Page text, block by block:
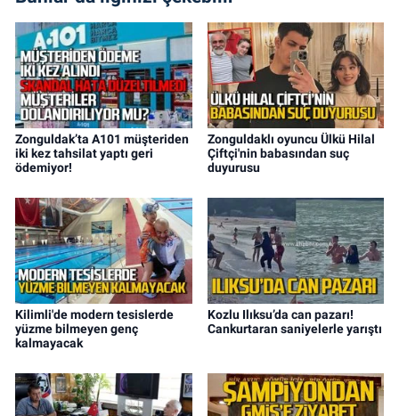
Zonguldak’ta A101 müşteriden
iki kez tahsilat yaptı geri
ödemiyor!
Zonguldaklı oyuncu Ülkü Hilal
Çiftçi'nin babasından suç
duyurusu
Kilimli'de modern tesislerde
yüzme bilmeyen genç
kalmayacak
Kozlu Ilıksu’da can pazarı!
Cankurtaran saniyelerle yarıştı